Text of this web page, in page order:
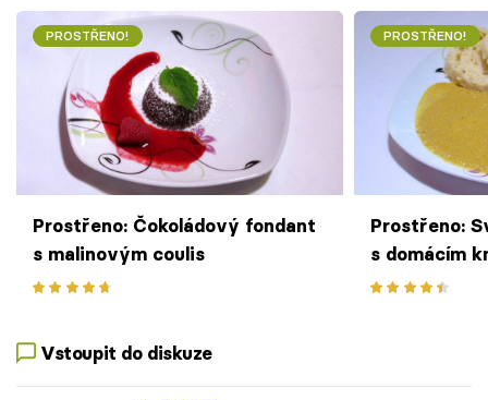
PROSTŘENO!
Prostřeno: Čokoládový fondant
s malinovým coulis
PROSTŘENO!
Prostřeno:
s domácím
Vstoupit do diskuze